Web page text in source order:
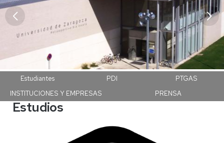
Campus Huesca
Estudiantes PDI
PTGAS
INSTITUCIONES Y EMPRESAS
PRENSA
Estudios